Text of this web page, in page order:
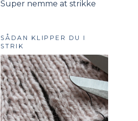
Super nemme at strikke
SÅDAN KLIPPER DU I
STRIK